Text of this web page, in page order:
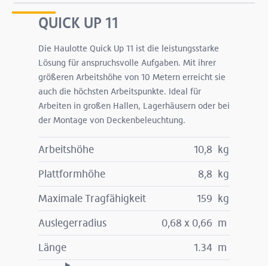
Services
Über uns
QUICK UP 11
Die Haulotte Quick Up 11 ist die leistungsstarke
Lösung für anspruchsvolle Aufgaben. Mit ihrer
größeren Arbeitshöhe von 10 Metern erreicht sie
auch die höchsten Arbeitspunkte. Ideal für
Arbeiten in großen Hallen, Lagerhäusern oder bei
der Montage von Deckenbeleuchtung.
Arbeitshöhe 10,8 kg
Plattformhöhe 8,8 kg
Maximale Tragfähigkeit 159 kg
Auslegerradius 0,68 x 0,66 m
Länge 1.34 m